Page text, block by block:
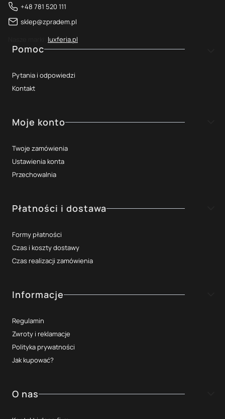
+48 781 520 111
sklep@zpradem.pl
luxferia.pl
Linki w stopce
Pomoc
Pytania i odpowiedzi
Kontakt
Moje konto
Twoje zamówienia
Ustawienia konta
Przechowalnia
Płatności i dostawa
Formy płatności
Czas i koszty dostawy
Czas realizacji zamówienia
Informacje
Regulamin
Zwroty i reklamacje
Polityka prywatności
Jak kupować?
O nas